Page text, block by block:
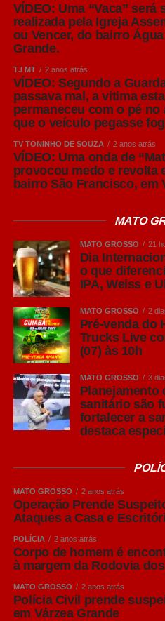
de Pilsen
No Brasil, é comum que
Lager sejam chamadas
da associação, os dois estilos
iguais. A American Lager
consumido no mundo,
toda a produção global de
Sua principal característica é
refrescância, leve amargor e
tornando-a extremamente
hambúrgueres, sanduíches,
frutos do mar, sem se
alimentos.
Leia Também:
reforçará segurança na
a Bolívia
A verdadeira Pilsen (em
sua origem na República
Reconhecida pela alta
amargor acentuado, a
por ser, à época, uma cerveja
Puro Malte: mais destaque
uma classificação
na produção, o termo se
Produzidas exclusivamente
apresentar maior percepção
equilibrado e aromas mais
VÍDEO: Uma “Vaca” será
realizada pela Igreja
ou Vencer, do bairro
Grande.
TJ MT 2 anos atrás
VÍDEO: Segundo a
passava mal, a vítima
permaneceu com o pé
que o veículo pegasse
TV TONINHO DE SOUZA 2 anos atrás
VÍDEO: Uma onda de
provocou medo e revolta
bairro São Francisco, em
MATO
MATO GROSSO 21
Dia
o que
IPA, Weiss e
MATO GROSSO 2
Pré-venda do
Trucks Live
(07) às 10h
MATO GROSSO 3
Planejamento
sanitário são
fortalecer a
destaca
MATO GROSSO 2 anos atrás
Operação Prende
Ataques a Casa e
POLÍCIA 2 anos atrás
Corpo de homem é
à margem da Rodovia
MATO GROSSO 2 anos atrás
Polícia Civil prende
em Várzea Grande